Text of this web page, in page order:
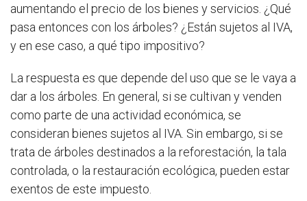
aumentando el precio de los bienes y servicios. ¿Qué
pasa entonces con los árboles? ¿Están sujetos al IVA,
y en ese caso, a qué tipo impositivo?
La respuesta es que depende del uso que se le vaya a
dar a los árboles. En general, si se cultivan y venden
como parte de una actividad económica, se
consideran bienes sujetos al IVA. Sin embargo, si se
trata de árboles destinados a la reforestación, la tala
controlada, o la restauración ecológica, pueden estar
exentos de este impuesto.